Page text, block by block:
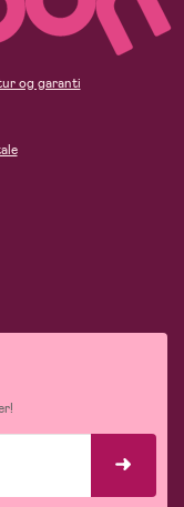
og garanti